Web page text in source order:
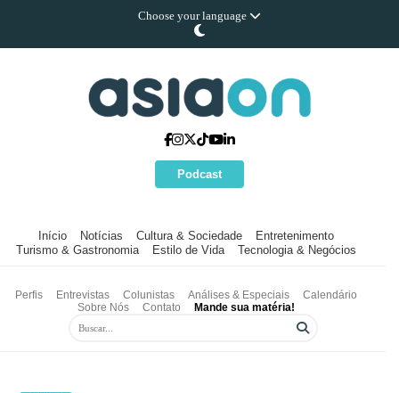
Choose your language
Podcast
Início Notícias Cultura & Sociedade
Entretenimento
Turismo & Gastronomia
Estilo de Vida Tecnologia & Negócios
Perfis Entrevistas Colunistas Análises & Especiais
Calendário
Sobre Nós
Contato Mande sua matéria!